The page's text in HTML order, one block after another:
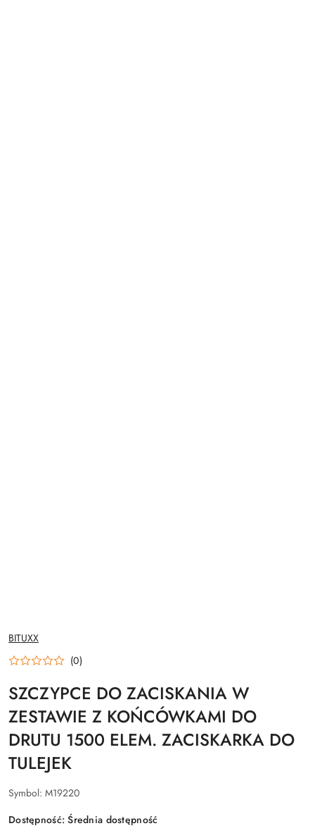
NAZWA
PRODUCENTA:
BITUXX
(0)
SZCZYPCE DO ZACISKANIA W
ZESTAWIE Z KOŃCÓWKAMI DO
DRUTU 1500 ELEM. ZACISKARKA DO
TULEJEK
Symbol: M19220
Dostępność:Średnia dostępność